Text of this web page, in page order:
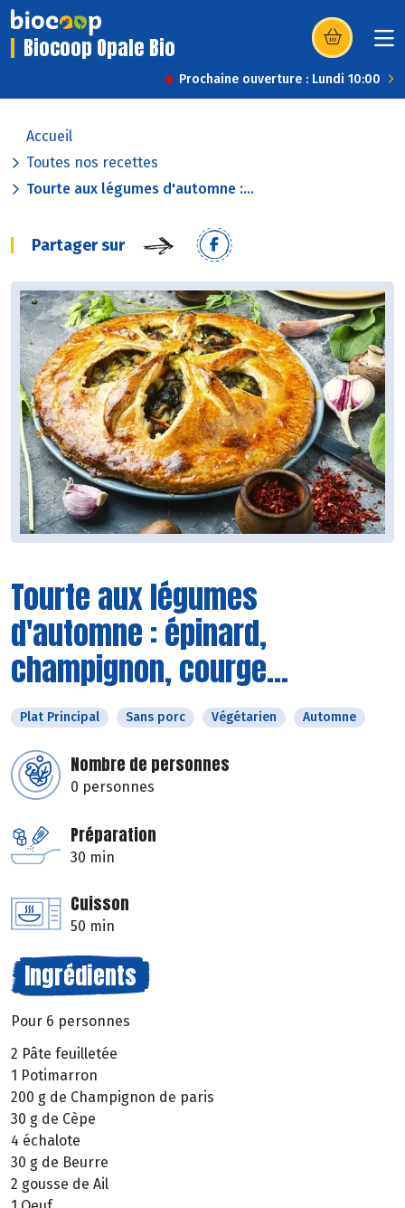
Biocoop Opale Bio (s’ouvre dans
Prochaine ouverture : Lundi 10:00
Accueil
Toutes nos recettes
Tourte aux légumes d'automne :...
Partager sur
Tourte aux légumes
d'automne : épinard,
champignon, courge...
Plat Principal Sans porc Végétarien Automne
Nombre de personnes
0 personnes
Préparation
30 min
Cuisson
50 min
Ingrédients
Pour 6 personnes
2 Pâte feuilletée
1 Potimarron
200 g de Champignon de paris
30 g de Cèpe
4 échalote
30 g de Beurre
2 gousse de Ail